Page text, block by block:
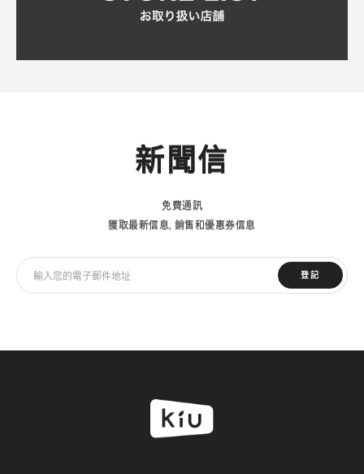
新聞信
免費通訊
獲取最新信息，銷售和優惠券信息
登記